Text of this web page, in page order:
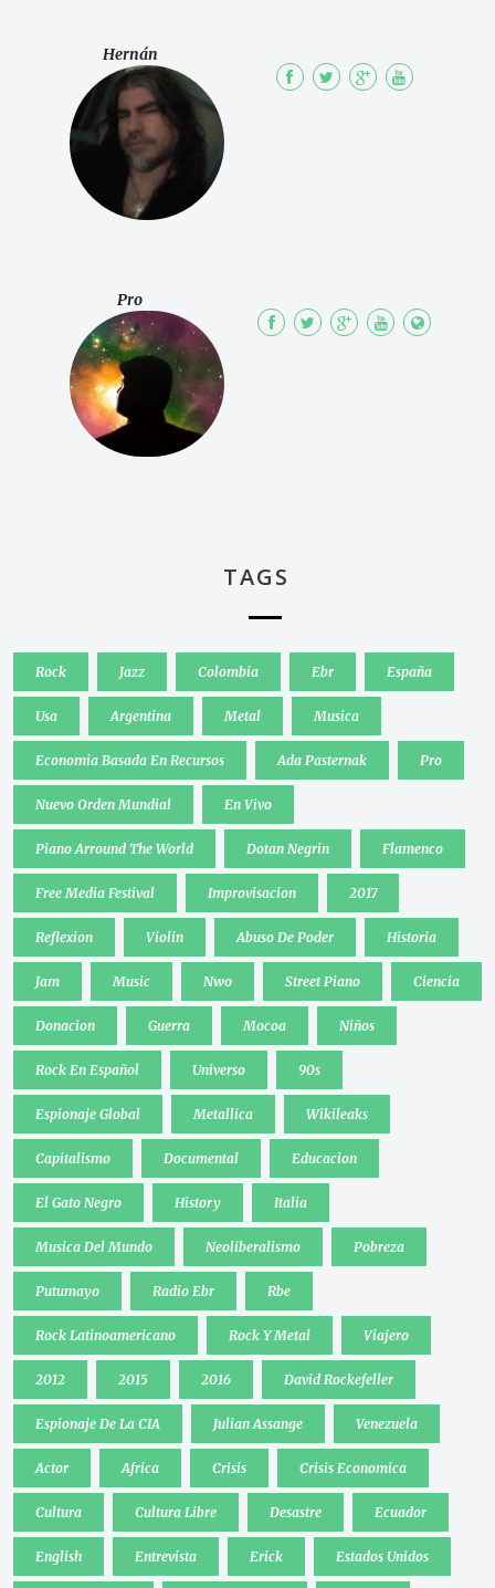
Hernán
Pro
TAGS
Rock Jazz Colombia Ebr España
Usa Argentina Metal Musica
Economia Basada En Recursos Ada Pasternak Pro
Nuevo Orden Mundial En Vivo
Piano Arround The World Dotan Negrin Flamenco
Free Media Festival Improvisacion 2017
Reflexion Violin Abuso De Poder Historia
Jam Music Nwo Street Piano Ciencia
Donacion Guerra Mocoa Niños
Rock En Español Universo 90s
Espionaje Global Metallica Wikileaks
Capitalismo Documental Educacion
El Gato Negro History Italia
Musica Del Mundo Neoliberalismo Pobreza
Putumayo Radio Ebr Rbe
Rock Latinoamericano Rock Y Metal Viajero
2012 2015 2016 David Rockefeller
Espionaje De La CIA Julian Assange Venezuela
Actor Africa Crisis Crisis Economica
Cultura Cultura Libre Desastre Ecuador
English Entrevista Erick Estados Unidos